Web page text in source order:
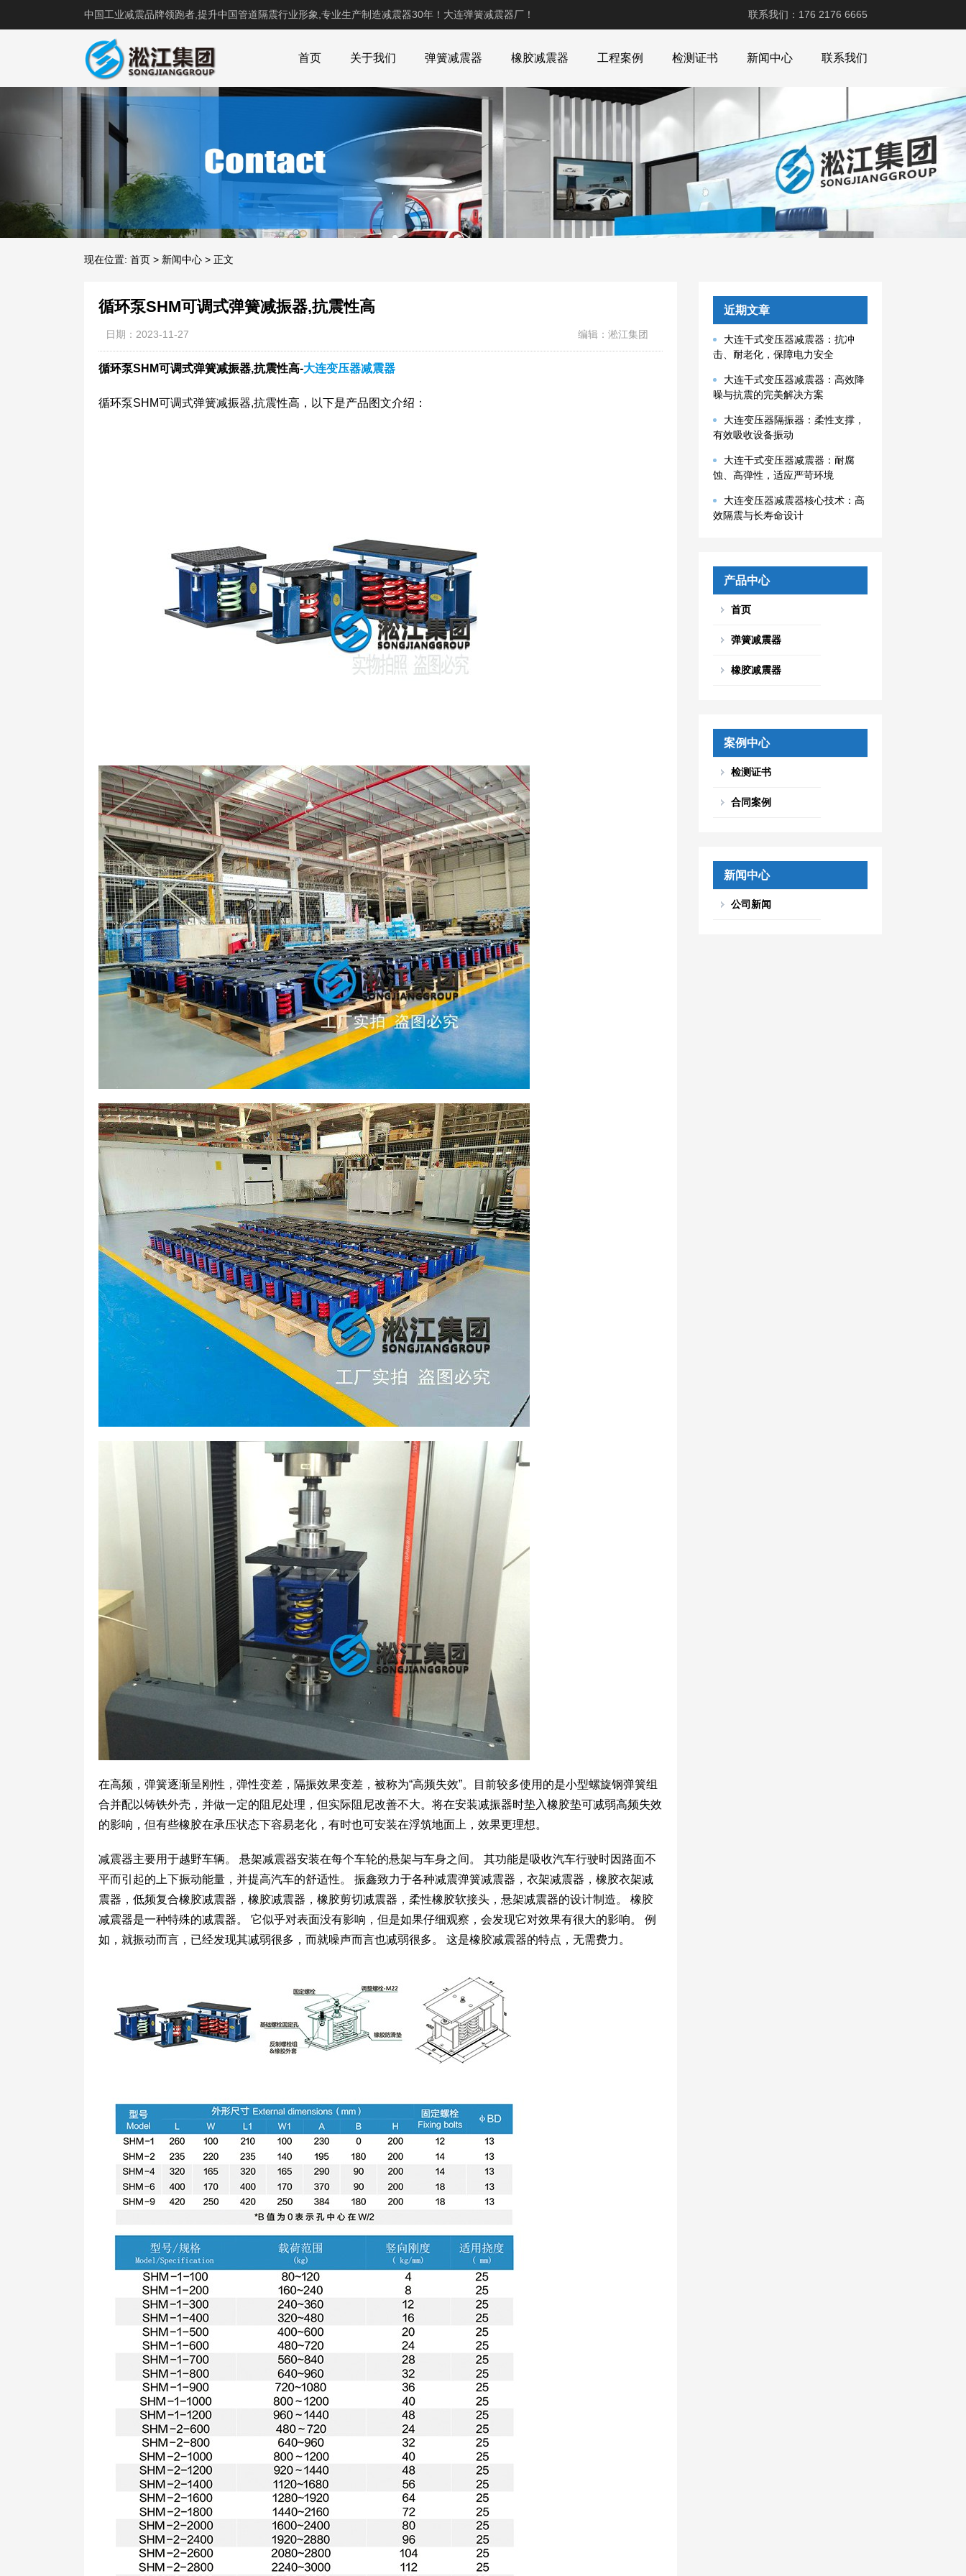
中国工业减震品牌领跑者,提升中国管道隔震行业形象,专业生产制造减震器30年！大连弹簧减震器厂！ 联系我们：176 2176 6665
首页 关于我们 弹簧减震器 橡胶减震器 工程案例 检测证书 新闻中心 联系我们
现在位置: 首页 > 新闻中心 > 正文
循环泵SHM可调式弹簧减振器,抗震性高
日期：2023-11-27 编辑：淞江集团
循环泵SHM可调式弹簧减振器,抗震性高-大连变压器减震器
循环泵SHM可调式弹簧减振器,抗震性高，以下是产品图文介绍：
在高频，弹簧逐渐呈刚性，弹性变差，隔振效果变差，被称为“高频失效”。目前较多使用的是小型螺旋钢弹簧组
合并配以铸铁外壳，并做一定的阻尼处理，但实际阻尼改善不大。将在安装减振器时垫入橡胶垫可减弱高频失效
的影响，但有些橡胶在承压状态下容易老化，有时也可安装在浮筑地面上，效果更理想。
减震器主要用于越野车辆。 悬架减震器安装在每个车轮的悬架与车身之间。 其功能是吸收汽车行驶时因路面不
平而引起的上下振动能量，并提高汽车的舒适性。 振鑫致力于各种减震弹簧减震器，衣架减震器，橡胶衣架减
震器，低频复合橡胶减震器，橡胶减震器，橡胶剪切减震器，柔性橡胶软接头，悬架减震器的设计制造。 橡胶
减震器是一种特殊的减震器。 它似乎对表面没有影响，但是如果仔细观察，会发现它对效果有很大的影响。 例
如，就振动而言，已经发现其减弱很多，而就噪声而言也减弱很多。 这是橡胶减震器的特点，无需费力。
近期文章
大连干式变压器减震器：抗冲
击、耐老化，保障电力安全
大连干式变压器减震器：高效降
噪与抗震的完美解决方案
大连变压器隔振器：柔性支撑，
有效吸收设备振动
大连干式变压器减震器：耐腐
蚀、高弹性，适应严苛环境
大连变压器减震器核心技术：高
效隔震与长寿命设计
产品中心
首页
弹簧减震器
橡胶减震器
案例中心
检测证书
合同案例
新闻中心
公司新闻